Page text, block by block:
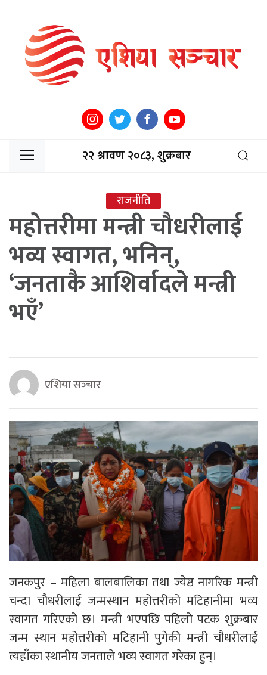
२२ श्रावण २०८३, शुक्रबार
राजनीति
महोत्तरीमा मन्त्री चौधरीलाई
भव्य स्वागत, भनिन्,
‘जनताकै आशिर्वादले मन्त्री
भएँ’
एशिया सञ्‍चार
जनकपुर – महिला बालबालिका तथा ज्येष्ठ नागरिक मन्त्री
चन्दा चौधरीलाई जन्मस्थान महोत्तरीको मटिहानीमा भव्य
स्वागत गरिएको छ। मन्त्री भएपछि पहिलो पटक शुक्रबार
जन्म स्थान महोत्तरीको मटिहानी पुगेकी मन्त्री चौधरीलाई
त्यहाँका स्थानीय जनताले भव्य स्वागत गरेका हुन्।